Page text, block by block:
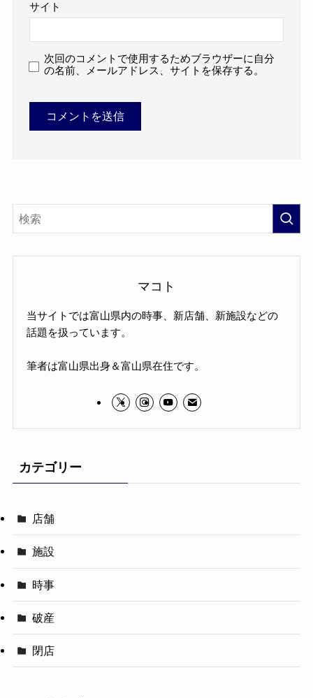
サイト
次回のコメントで使用するためブラウザーに自分
の名前、メールアドレス、サイトを保存する。
マコト
当サイトでは富山県内の時事、新店舗、新施設などの
話題を扱っています。
筆者は富山県出身＆富山県在住です。
カテゴリー
店舗
施設
時事
破産
閉店